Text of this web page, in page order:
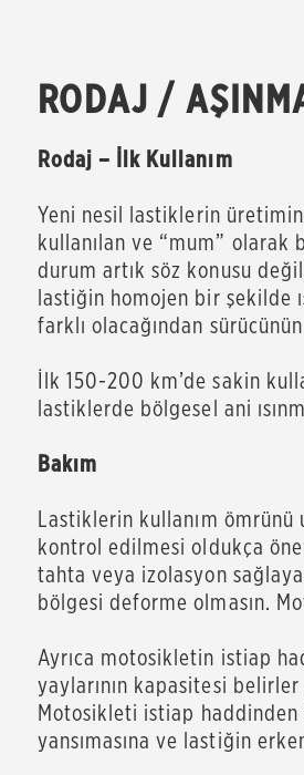
RODAJ /
Rodaj – İlk Kullanım
Yeni nesil lastiklerin
kullanılan ve “mum” olarak
durum artık söz konusu
lastiğin homojen bir şekilde
farklı olacağından
İlk 150-200 km’de sakin
lastiklerde bölgesel ani
Bakım
Lastiklerin kullanım ömrünü
kontrol edilmesi oldukça
tahta veya izolasyon
bölgesi deforme olmasın.
Ayrıca motosikletin istiap
yaylarının kapasitesi
Motosikleti istiap haddinden
yansımasına ve lastiğin